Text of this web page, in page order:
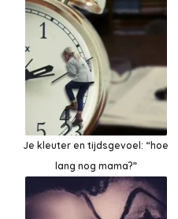
Je kleuter en tijdsgevoel: “hoe
lang nog mama?”